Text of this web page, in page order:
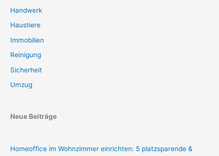
Handwerk
Haustiere
Immobilien
Reinigung
Sicherheit
Umzug
Neue Beiträge
Homeoffice im Wohnzimmer einrichten: 5 platzsparende &